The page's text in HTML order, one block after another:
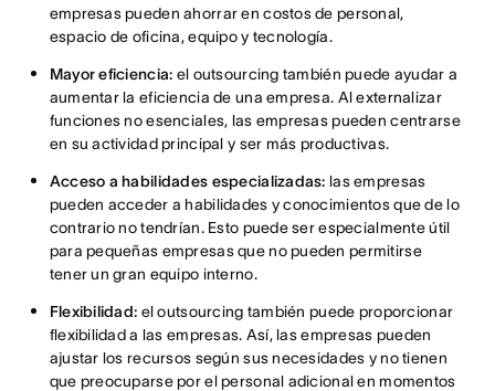
empresas pueden ahorrar en costos de personal,
espacio de oficina, equipo y tecnología.
Mayor eficiencia: el outsourcing también puede ayudar a
aumentar la eficiencia de una empresa. Al externalizar
funciones no esenciales, las empresas pueden centrarse
en su actividad principal y ser más productivas.
Acceso a habilidades especializadas: las empresas
pueden acceder a habilidades y conocimientos que de lo
contrario no tendrían. Esto puede ser especialmente útil
para pequeñas empresas que no pueden permitirse
tener un gran equipo interno.
Flexibilidad: el outsourcing también puede proporcionar
flexibilidad a las empresas. Así, las empresas pueden
ajustar los recursos según sus necesidades y no tienen
que preocuparse por el personal adicional en momentos